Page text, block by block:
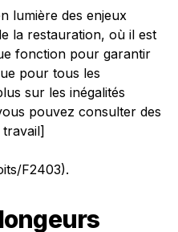
lumière des enjeux
la restauration, où il est
fonction pour garantir
pour tous les
sur les inégalités
pouvez consulter des
F2403).